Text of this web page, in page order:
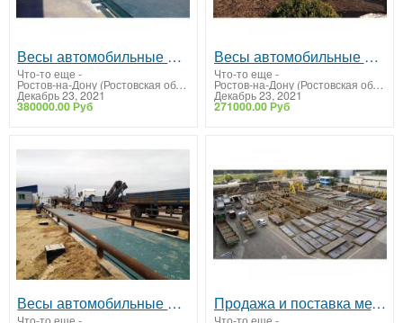
Весы автомобильные 20 тонн ВА-СХТ-20
Что-то еще -
Ростов-на-Дону (Ростовская область)
Декабрь 23, 2021
380000.00 Руб
Весы автомобильные 15 тонн ВА-СХТ-15
Что-то еще -
Ростов-на-Дону (Ростовская область)
Декабрь 23, 2021
271000.00 Руб
Весы автомобильные 100 тонн ВА-СХТ-100 Продажа и поставка металлопроката из меди в любой регион РФ.